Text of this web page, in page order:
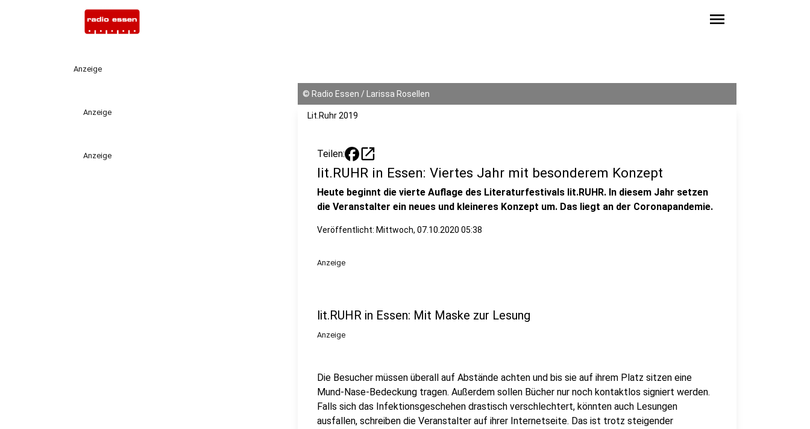
menu
Anzeige
Anzeige
Anzeige
© Radio Essen / Larissa Rosellen
Lit.Ruhr 2019
Teilen: open_in_new
lit.RUHR in Essen: Viertes Jahr mit besonderem Konzept
Heute beginnt die vierte Auflage des Literaturfestivals lit.RUHR. In diesem Jahr setzen
die Veranstalter ein neues und kleineres Konzept um. Das liegt an der Coronapandemie.
Veröffentlicht: Mittwoch, 07.10.2020 05:38
Anzeige
lit.RUHR in Essen: Mit Maske zur Lesung
Anzeige
Die Besucher müssen überall auf Abstände achten und bis sie auf ihrem Platz sitzen eine
Mund-Nase-Bedeckung tragen. Außerdem sollen Bücher nur noch kontaktlos signiert werden.
Falls sich das Infektionsgeschehen drastisch verschlechtert, könnten auch Lesungen
ausfallen, schreiben die Veranstalter auf ihrer Internetseite. Das ist trotz steigender